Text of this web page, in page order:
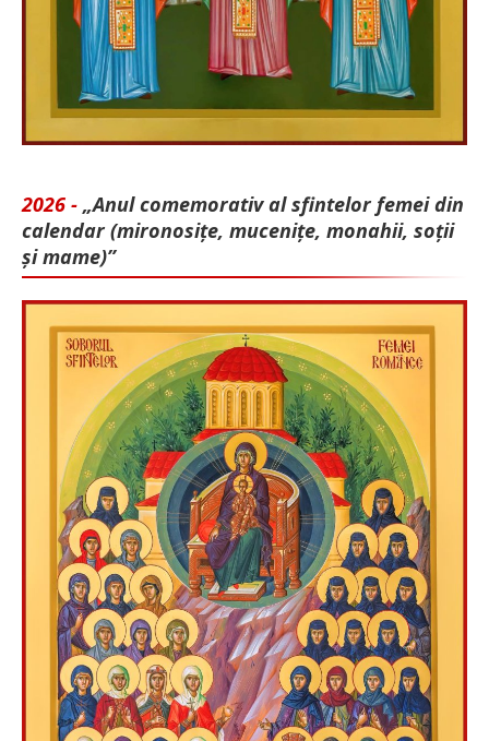
2026 - „Anul comemorativ al sfintelor femei din
calendar (mironosițe, mu­cenițe, monahii, soții
și mame)”